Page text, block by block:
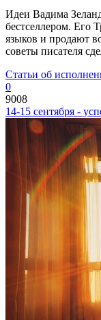
Идеи Вадима
бестселлером. Его
языков и продают
советы писателя
Статьи об
0
9008
14-15 cентября -